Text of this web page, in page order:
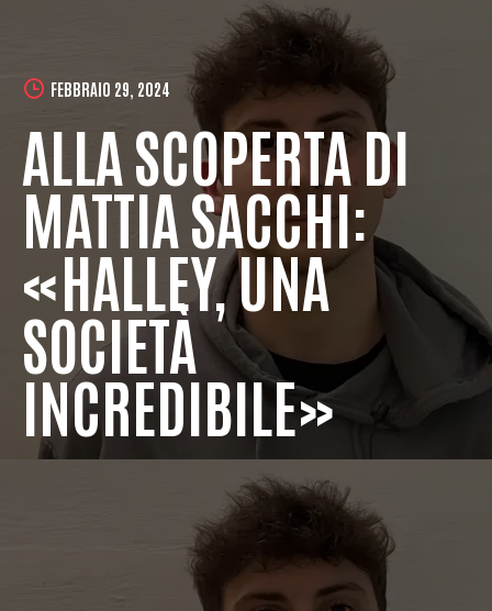
FEBBRAIO 29, 2024
ALLA SCOPERTA DI
MATTIA SACCHI:
«HALLEY, UNA
SOCIETÀ
INCREDIBILE»